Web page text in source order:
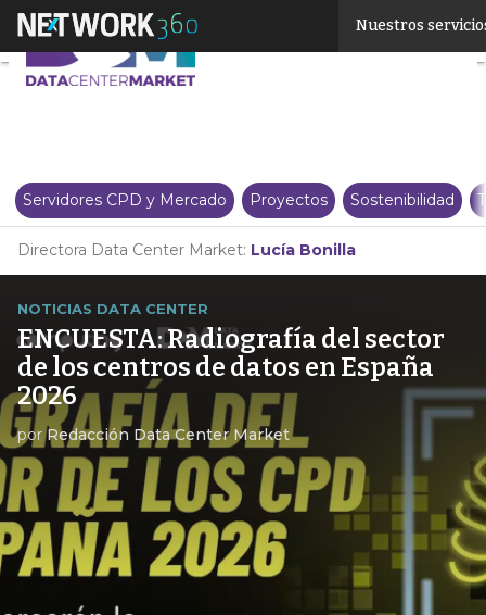
Nuestros
Servidores CPD y Mercado Proyectos Sostenibilidad
Directora Data Center Market: Lucía Bonilla
NOTICIAS DATA CENTER
ENCUESTA: Radiografía del sector
de los centros de datos en España
2026
porRedacción Data Center Market